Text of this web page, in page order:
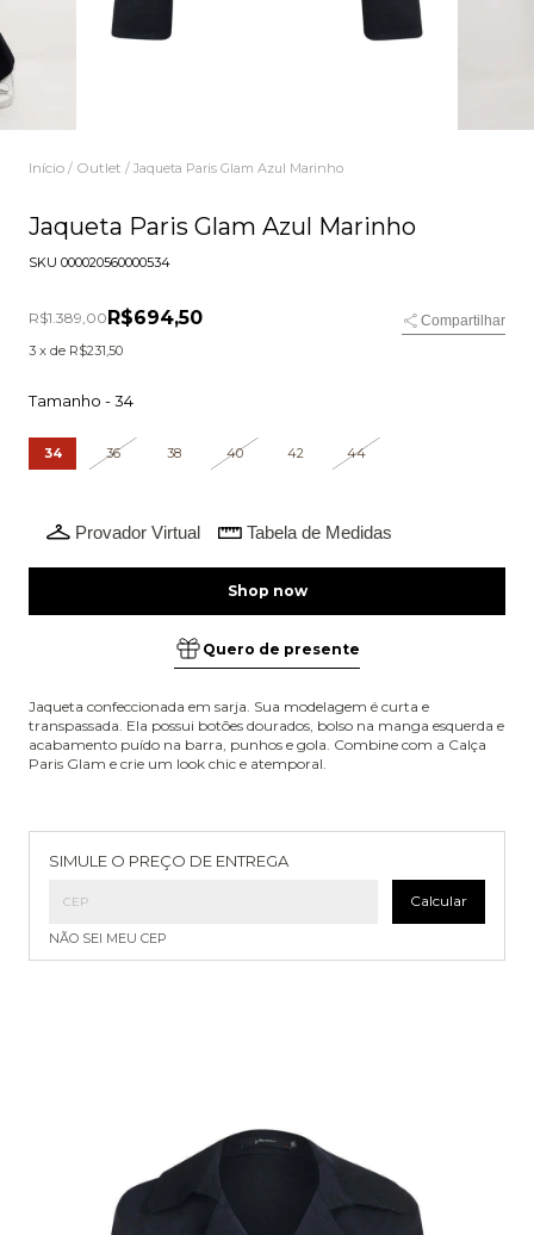
Início / Outlet / Jaqueta Paris Glam Azul Marinho
Jaqueta Paris Glam Azul Marinho
SKU 000020560000534
R$1.389,00 R$694,50
Compartilhar
3 x de R$231,50
Tamanho -34
34 36 38 40 42 44
Provador Virtual Tabela de Medidas
Quero de presente
Jaqueta confeccionada em sarja. Sua modelagem é curta e
transpassada. Ela possui botões dourados, bolso na manga esquerda e
acabamento puído na barra, punhos e gola. Combine com a Calça
Paris Glam e crie um look chic e atemporal.
SIMULE O PREÇO DE ENTREGA
Calcular
NÃO SEI MEU CEP